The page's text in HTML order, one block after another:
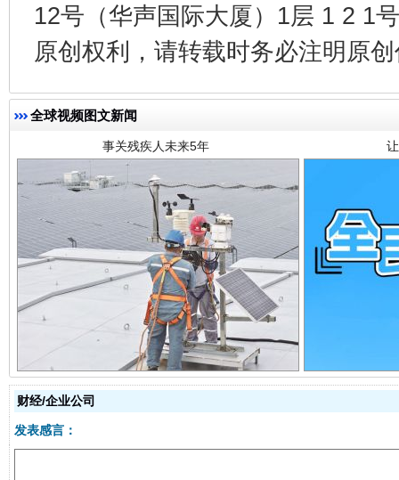
12号（华声国际大厦）1层 1 2 1
原创权利，请转载时务必注明原
全球视频图文新闻
事关残疾人未来5年
规模最大的光氢储一体化项目 走
财经/企业公司
发表感言：